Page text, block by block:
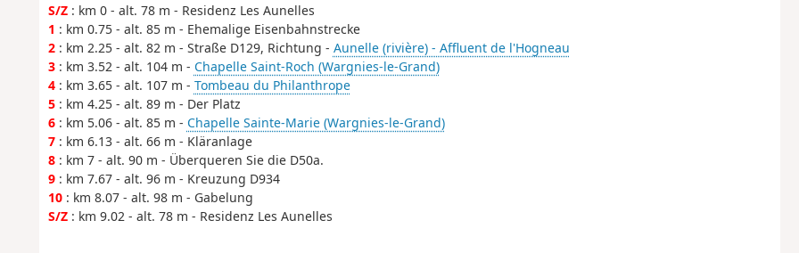
S/Z: km 0 - alt. 78 m - Residenz Les Aunelles
1 : km 0.75 - alt. 85 m - Ehemalige Eisenbahnstrecke
2: km 2.25 - alt. 82 m - Straße D129, Richtung - Aunelle (rivière) - Affluent de l'Hogneau
3: km 3.52 - alt. 104 m - Chapelle Saint-Roch (Wargnies-le-Grand)
4: km 3.65 - alt. 107 m - Tombeau du Philanthrope
5: km 4.25 - alt. 89 m - Der Platz
6: km 5.06 - alt. 85 m - Chapelle Sainte-Marie (Wargnies-le-Grand)
7: km 6.13 - alt. 66 m - Kläranlage
8: km 7 - alt. 90 m - Überqueren Sie die D50a.
9: km 7.67 - alt. 96 m - Kreuzung D934
10: km 8.07 - alt. 98 m - Gabelung
S/Z: km 9.02 - alt. 78 m - Residenz Les Aunelles